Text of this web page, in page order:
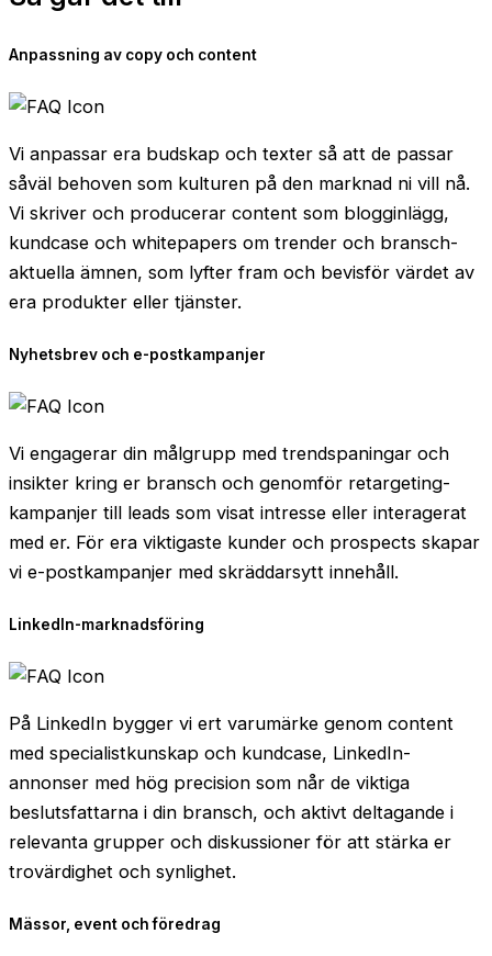
Anpassning av copy och content
Vi anpassar era budskap och texter så att de passar
såväl behoven som kulturen på den marknad ni vill nå.
Vi skriver och producerar content som blogginlägg,
kundcase och whitepapers om trender och bransch-
aktuella ämnen, som lyfter fram och bevisför värdet av
era produkter eller tjänster.
Nyhetsbrev och e-postkampanjer
Vi engagerar din målgrupp med trendspaningar och
insikter kring er bransch och genomför retargeting-
kampanjer till leads som visat intresse eller interagerat
med er. För era viktigaste kunder och prospects skapar
vi e-postkampanjer med skräddarsytt innehåll.
LinkedIn-marknadsföring
På LinkedIn bygger vi ert varumärke genom content
med specialistkunskap och kundcase, LinkedIn-
annonser med hög precision som når de viktiga
beslutsfattarna i din bransch, och aktivt deltagande i
relevanta grupper och diskussioner för att stärka er
trovärdighet och synlighet.
Mässor, event och föredrag